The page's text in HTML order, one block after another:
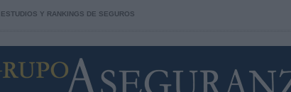
ESTUDIOS Y RANKINGS DE SEGUROS